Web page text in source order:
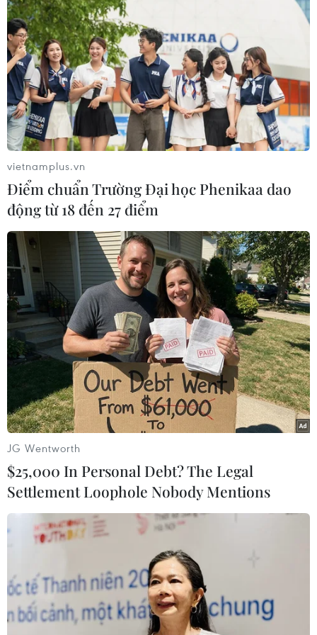
Mỹ-Nhật Bản-Hàn Quốc xem xét tăng
cường trừng phạt Triều Tiên
28/09/2016 00:57
Trợ lý Ngoại trưởng Mỹ phụ trách Đông Á-Thái Bình
Dương cho biết Mỹ, Nhật Bản và Hàn Quốc đang thảo
luận về các biện pháp ngăn chặn nguồn thu nhập của
Triều Tiên từ xuất khẩu than đá và kiều hối.
vietnamplus.vn
Điểm chuẩn Trường Đại học Phenikaa dao
động từ 18 đến 27 điểm
JG Wentworth
$25,000 In Personal Debt? The Legal
Settlement Loophole Nobody Mentions